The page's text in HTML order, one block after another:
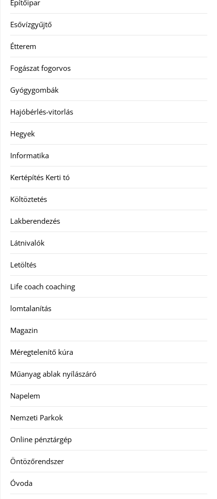
Építőipar
Esővízgyűjtő
Étterem
Fogászat fogorvos
Gyógygombák
Hajóbérlés-vitorlás
Hegyek
Informatika
Kertépítés Kerti tó
Költöztetés
Lakberendezés
Látnivalók
Letöltés
Life coach coaching
lomtalanítás
Magazin
Méregtelenítő kúra
Műanyag ablak nyílászáró
Napelem
Nemzeti Parkok
Online pénztárgép
Öntözőrendszer
Óvoda